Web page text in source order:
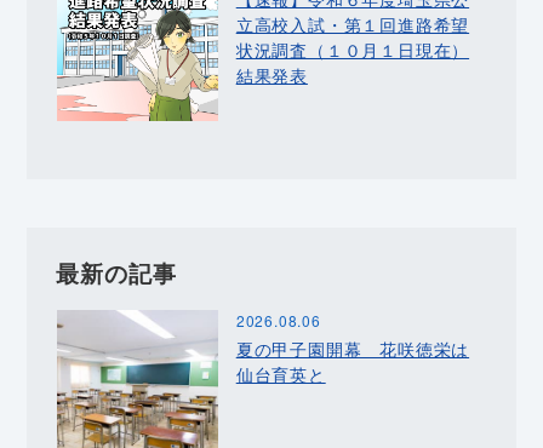
立高校入試・第１回進路希望
状況調査（１０月１日現在）
結果発表
最新の記事
2026.08.06
夏の甲子園開幕 花咲徳栄は
仙台育英と